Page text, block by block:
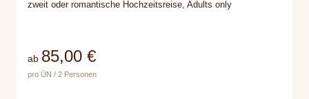
zweit oder romantische Hochzeitsreise, Adults only
ab 85,00 €
pro ÜN / 2 Personen